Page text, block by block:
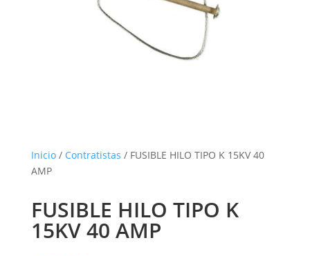
Inicio/ Contratistas / FUSIBLE HILO TIPO K 15KV 40
AMP
FUSIBLE HILO TIPO K
15KV 40 AMP